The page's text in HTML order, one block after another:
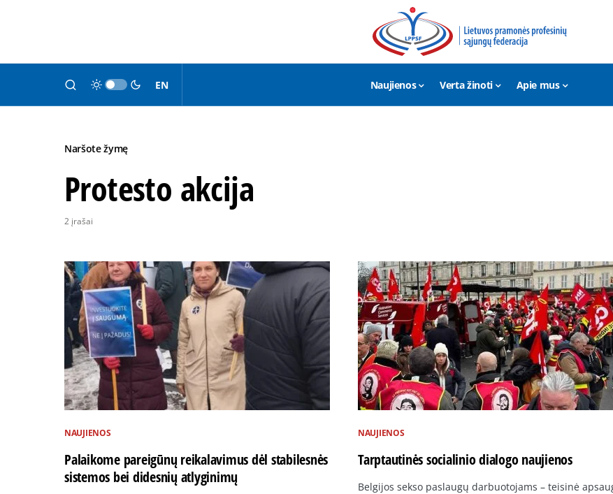
EN Naujienos Verta žinoti Apie mus
Naršote žymę
Protesto akcija
2 įrašai
NAUJIENOS
Palaikome pareigūnų reikalavimus dėl stabilesnės
sistemos bei didesnių atlyginimų
NAUJIENOS
Tarptautinės socialinio dialogo naujienos
Belgijos sekso paslaugų darbuotojams – teisinė